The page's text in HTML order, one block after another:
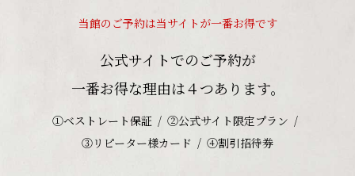
当館のご予約は当サイトが一番お得です
公式サイトでのご予約が
一番お得な理由は４つあります。
①ベストレート保証
②公式サイト限定プラン
③リピーター様カード
④割引招待券